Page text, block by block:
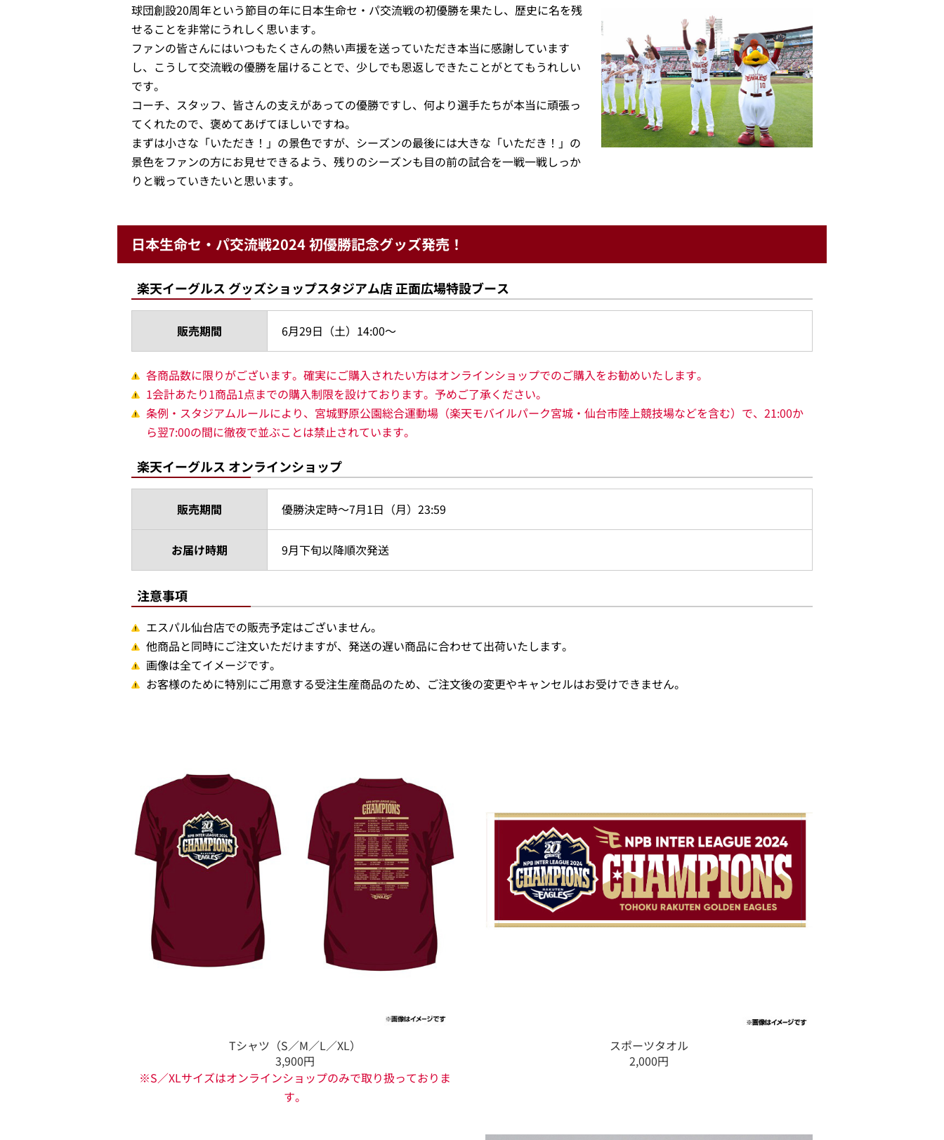
球団創設20周年という節目の年に日本生命セ・パ交流戦の初優勝を果たし、歴史に名を残
せることを非常にうれしく思います。
ファンの皆さんにはいつもたくさんの熱い声援を送っていただき本当に感謝しています
し、こうして交流戦の優勝を届けることで、少しでも恩返しできたことがとてもうれしい
です。
コーチ、スタッフ、皆さんの支えがあっての優勝ですし、何より選手たちが本当に頑張っ
てくれたので、褒めてあげてほしいですね。
まずは小さな「いただき！」の景色ですが、シーズンの最後には大きな「いただき！」の
景色をファンの方にお見せできるよう、残りのシーズンも目の前の試合を一戦一戦しっか
りと戦っていきたいと思います。
日本生命セ・パ交流戦2024 初優勝記念グッズ発売！
楽天イーグルス グッズショップスタジアム店 正面広場特設ブース
販売期間 6月29日（土）14:00～
各商品数に限りがございます。確実にご購入されたい方はオンラインショップでのご購入をお勧めいたします。
1会計あたり1商品1点までの購入制限を設けております。予めご了承ください。
条例・スタジアムルールにより、宮城野原公園総合運動場（楽天モバイルパーク宮城・仙台市陸上競技場などを含む）で、21:00か
ら翌7:00の間に徹夜で並ぶことは禁止されています。
楽天イーグルス オンラインショップ
販売期間 優勝決定時～7月1日（月）23:59
お届け時期 9月下旬以降順次発送
注意事項
エスパル仙台店での販売予定はございません。
他商品と同時にご注文いただけますが、発送の遅い商品に合わせて出荷いたします。
画像は全てイメージです。
お客様のために特別にご用意する受注生産商品のため、ご注文後の変更やキャンセルはお受けできません。
Tシャツ（S／M／L／XL）
3,900円
※S／XLサイズはオンラインショップのみで取り扱っておりま
す。
スポーツタオル
2,000円